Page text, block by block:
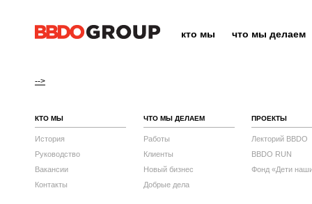
кто мы что мы делаем
-->
КТО МЫ
История
Руководство
Вакансии
Контакты
ЧТО МЫ ДЕЛАЕМ
Работы
Клиенты
Новый бизнес
Добрые дела
ПРОЕКТЫ
Лекторий BBDO
BBDO RUN
Фонд «Дети